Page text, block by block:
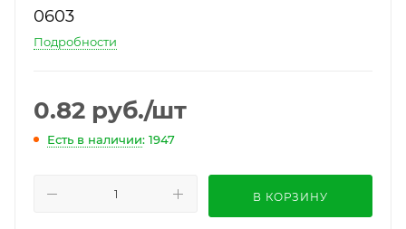
0603
Подробности
0.82 руб./шт
Есть в наличии: 1947
В КОРЗИНУ